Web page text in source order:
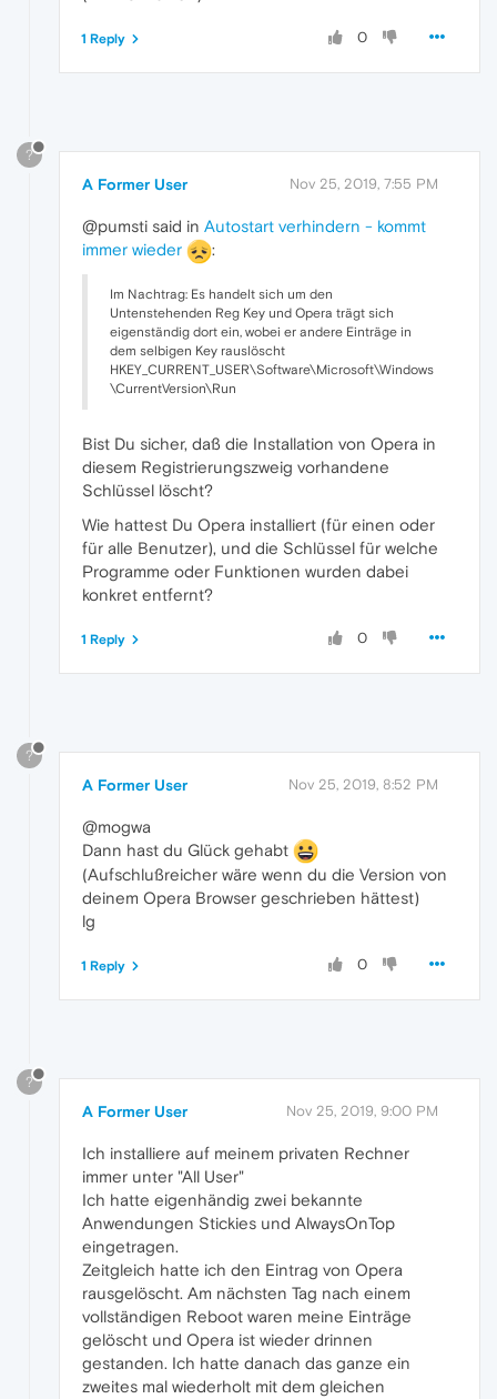
0
1 Reply
?
A Former User Nov 25, 2019, 7:55 PM
@pumsti said in Autostart verhindern - kommt
immer wieder
:
Im Nachtrag: Es handelt sich um den
Untenstehenden Reg Key und Opera trägt sich
eigenständig dort ein, wobei er andere Einträge in
dem selbigen Key rauslöscht
HKEY_CURRENT_USER\Software\Microsoft\Windows
\CurrentVersion\Run
Bist Du sicher, daß die Installation von Opera in
diesem Registrierungszweig vorhandene
Schlüssel löscht?
Wie hattest Du Opera installiert (für einen oder
für alle Benutzer), und die Schlüssel für welche
Programme oder Funktionen wurden dabei
konkret entfernt?
0
1 Reply
?
A Former User Nov 25, 2019, 8:52 PM
@mogwa
Dann hast du Glück gehabt
(Aufschlußreicher wäre wenn du die Version von
deinem Opera Browser geschrieben hättest)
lg
0
1 Reply
?
A Former User Nov 25, 2019, 9:00 PM
Ich installiere auf meinem privaten Rechner
immer unter "All User"
Ich hatte eigenhändig zwei bekannte
Anwendungen Stickies und AlwaysOnTop
eingetragen.
Zeitgleich hatte ich den Eintrag von Opera
rausgelöscht. Am nächsten Tag nach einem
vollständigen Reboot waren meine Einträge
gelöscht und Opera ist wieder drinnen
gestanden. Ich hatte danach das ganze ein
zweites mal wiederholt mit dem gleichen